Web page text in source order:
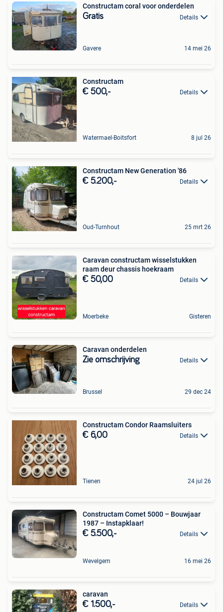
Constructam coral voor onderdelen
Gratis Details
Gavere 14 mei 26
Constructam
€ 500,- Details
Watermael-Boitsfort 8 jul 26
Constructam New Generation '86
€ 5.200,- Details
Oud-Turnhout 25 mrt 26
Caravan constructam wisselstukken
raam deur chassis hoekraam
€ 50,00 Details
Moerbeke Gisteren
Caravan onderdelen
Zie omschrijving Details
Brussel 29 dec 24
Constructam Condor Raamsluiters
€ 6,00 Details
Tienen 24 jul 26
Constructam Comet 5000 – Bouwjaar
1987 – Instapklaar!
€ 5.500,- Details
Wevelgem 16 mei 26
caravan
€ 1.500,- Details